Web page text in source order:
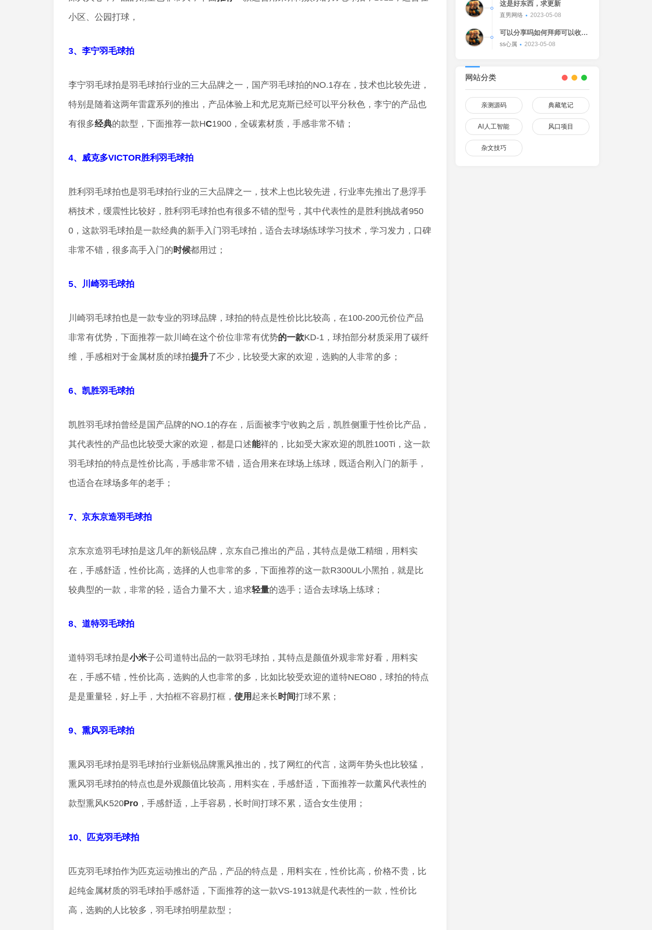
小区、公园打球，
3、李宁羽毛球拍
李宁羽毛球拍是羽毛球拍行业的三大品牌之一，国产羽毛球拍的NO.1存在，技术也比较先进，
特别是随着这两年雷霆系列的推出，产品体验上和尤尼克斯已经可以平分秋色，李宁的产品也
有很多经典的款型，下面推荐一款HC1900，全碳素材质，手感非常不错；
4、威克多VICTOR胜利羽毛球拍
胜利羽毛球拍也是羽毛球拍行业的三大品牌之一，技术上也比较先进，行业率先推出了悬浮手
柄技术，缓震性比较好，胜利羽毛球拍也有很多不错的型号，其中代表性的是胜利挑战者950
0，这款羽毛球拍是一款经典的新手入门羽毛球拍，适合去球场练球学习技术，学习发力，口碑
非常不错，很多高手入门的 时候都用过；
5、川崎羽毛球拍
川崎羽毛球拍也是一款专业的羽球品牌，球拍的特点是性价比比较高，在100-200元价位产品
非常有优势，下面推荐一款川崎在这个价位非常有优势的一款KD-1，球拍部分材质采用了碳纤
维，手感相对于金属材质的球拍提升了不少，比较受大家的欢迎，选购的人非常的多；
6、凯胜羽毛球拍
凯胜羽毛球拍曾经是国产品牌的NO.1的存在，后面被李宁收购之后，凯胜侧重于性价比产品，
其代表性的产品也比较受大家的欢迎，都是口述能祥的，比如受大家欢迎的凯胜100Ti，这一款
羽毛球拍的特点是性价比高，手感非常不错，适合用来在球场上练球，既适合刚入门的新手，
也适合在球场多年的老手；
7、京东京造羽毛球拍
京东京造羽毛球拍是这几年的新锐品牌，京东自己推出的产品，其特点是做工精细，用料实
在，手感舒适，性价比高，选择的人也非常的多，下面推荐的这一款R300UL小黑拍，就是比
较典型的一款，非常的轻，适合力量不大，追求轻量的选手；适合去球场上练球；
8、道特羽毛球拍
道特羽毛球拍是小米子公司道特出品的一款羽毛球拍，其特点是颜值外观非常好看，用料实
在，手感不错，性价比高，选购的人也非常的多，比如比较受欢迎的道特NEO80，球拍的特点
是是重量轻，好上手，大拍框不容易打框， 使用 起来长 时间打球不累；
9、熏风羽毛球拍
熏风羽毛球拍是羽毛球拍行业新锐品牌熏风推出的，找了网红的代言，这两年势头也比较猛，
熏风羽毛球拍的特点也是外观颜值比较高，用料实在，手感舒适，下面推荐一款薰风代表性的
款型熏风K520Pro，手感舒适，上手容易，长时间打球不累，适合女生使用；
10、匹克羽毛球拍
匹克羽毛球拍作为匹克运动推出的产品，产品的特点是，用料实在，性价比高，价格不贵，比
起纯金属材质的羽毛球拍手感舒适，下面推荐的这一款VS-1913就是代表性的一款，性价比
高，选购的人比较多，羽毛球拍明星款型；
这是好东西，求更新
直男网络 2023-05-08
可以分享吗如何拜师可以收我
吗[Watermelon]
ss心属 2023-05-08
网站分类
亲测源码 典藏笔记
AI人工智能 风口项目
杂文技巧